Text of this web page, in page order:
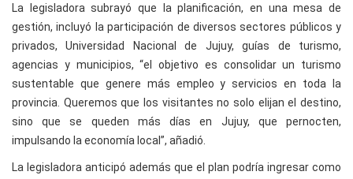
La legisladora subrayó que la planificación, en una mesa de
gestión, incluyó la participación de diversos sectores públicos y
privados, Universidad Nacional de Jujuy, guías de turismo,
agencias y municipios, “el objetivo es consolidar un turismo
sustentable que genere más empleo y servicios en toda la
provincia. Queremos que los visitantes no solo elijan el destino,
sino que se queden más días en Jujuy, que pernocten,
impulsando la economía local”, añadió.
La legisladora anticipó además que el plan podría ingresar como